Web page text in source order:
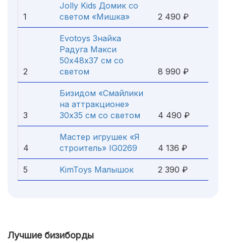
1
Jolly Kids Домик со
светом «Мишка»
2 490 ₽
2
Evotoys Знайка
Радуга Макси
50х48х37 см со
светом
8 990 ₽
3
Бизидом «Смайлики
на аттракционе»
30х35 см со светом
4 490 ₽
4
Мастер игрушек «Я
строитель» IG0269
4 136 ₽
5 KimToys Малышок 2 390 ₽
Лучшие бизиборды